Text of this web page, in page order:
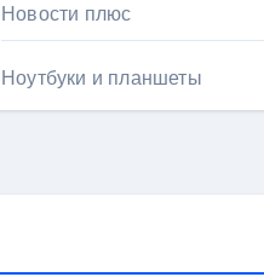
Новости плюс
Ноутбуки и планшеты